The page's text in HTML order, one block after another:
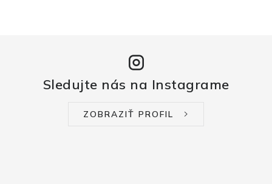
Sledujte nás na Instagrame
ZOBRAZIŤ PROFIL